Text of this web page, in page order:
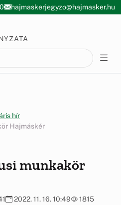
hajmaskerjegyzo@hajmasker.hu
hír
Hajmáskér
munkakör
2022. 11. 16. 10:49 1815